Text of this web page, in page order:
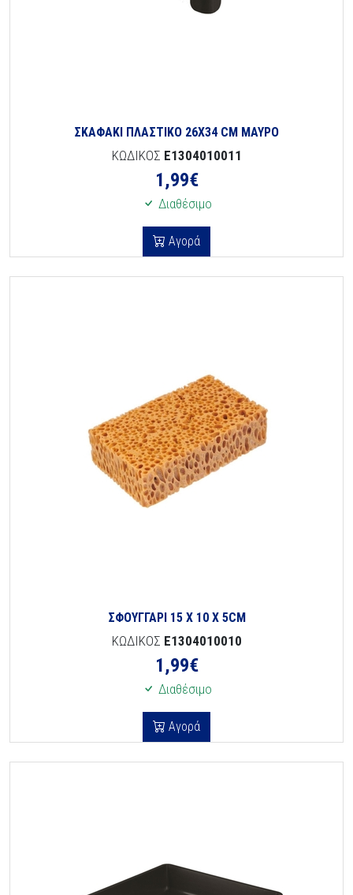
ΣΚΑΦΑΚΙ ΠΛΑΣΤΙΚΟ 26Χ34 CM ΜΑΥΡΟ
ΚΩΔΙΚΟΣ E1304010011
1,99€
Διαθέσιμο
Αγορά
ΣΦΟΥΓΓΑΡΙ 15 Χ 10 Χ 5CM
ΚΩΔΙΚΟΣ E1304010010
1,99€
Διαθέσιμο
Αγορά